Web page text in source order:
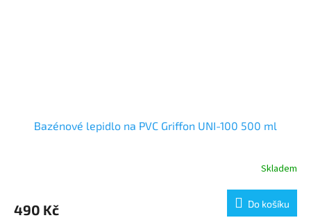
Bazénové lepidlo na PVC Griffon UNI-100 500 ml
Skladem
490 Kč Do košíku